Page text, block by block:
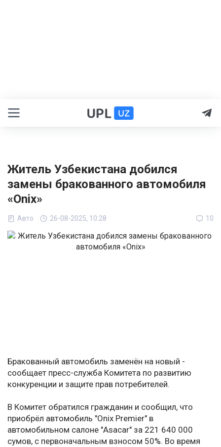
Житель Узбекистана добился
замены бракованного автомобиля
«Onix»
Авто 26-08-2025, 10:28 10
Бракованный автомобиль заменён на новый -
сообщает пресс-служба Комитета по развитию
конкуренции и защите прав потребителей.
В Комитет обратился гражданин и сообщил, что
приобрёл автомобиль "Onix Premier" в
автомобильном салоне "Asacar" за 221 640 000
сумов, с первоначальным взносом 50%. Во время